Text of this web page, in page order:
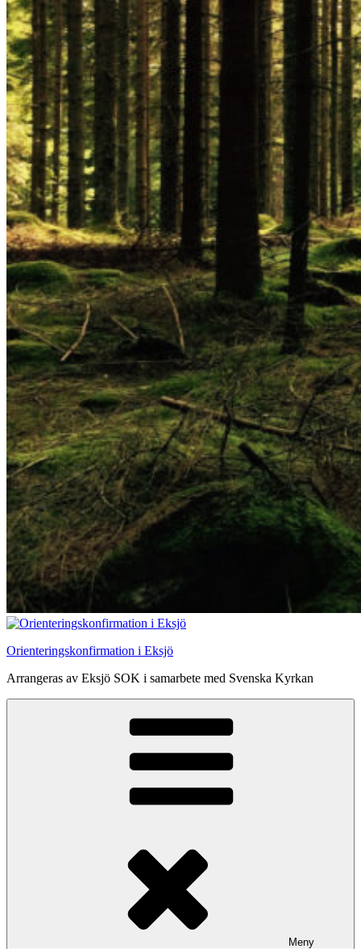
Orienteringskonfirmation i Eksjö
Arrangeras av Eksjö SOK i samarbete med Svenska Kyrkan
Meny